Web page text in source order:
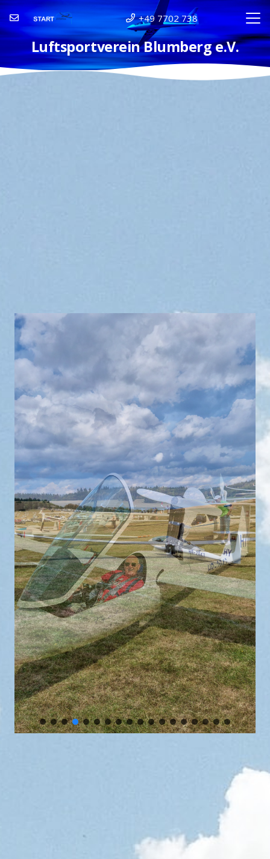
+49 7702 738
Luftsportverein Blumberg e.V.